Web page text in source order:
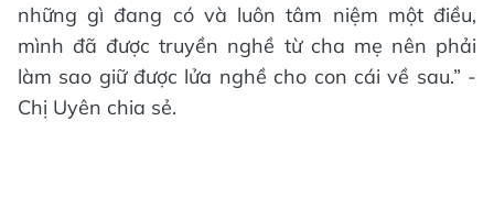
những gì đang có và luôn tâm niệm một điều,
mình đã được truyền nghề từ cha mẹ nên phải
làm sao giữ được lửa nghề cho con cái về sau.” -
Chị Uyên chia sẻ.